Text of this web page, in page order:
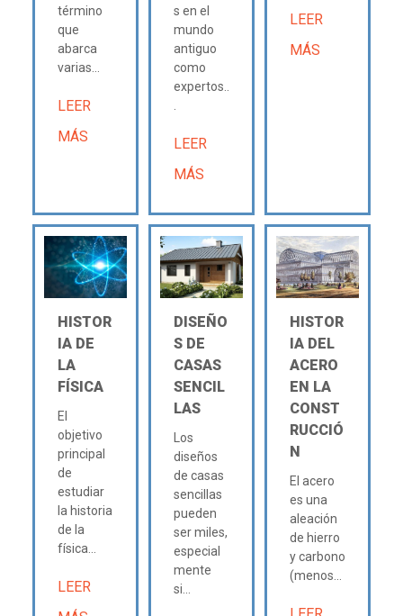
término
que
abarca
varias...
LEER
MÁS
s en el
mundo
antiguo
como
expertos..
LEER
MÁS
LEER
MÁS
HISTOR
IA DE
LA
FÍSICA
El
objetivo
principal
de
estudiar
la historia
de la
física...
LEER
DISEÑO
S DE
CASAS
SENCIL
LAS
Los
diseños
de casas
sencillas
pueden
ser miles,
especial
mente
si...
HISTOR
IA DEL
ACERO
EN LA
CONST
RUCCIÓ
N
El acero
es una
aleación
de hierro
y carbono
(menos...